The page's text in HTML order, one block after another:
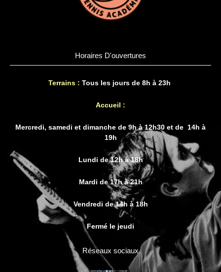
Horaires D'ouvertures
Terrains : Tous les jours de 8h à 23h
Accueil :
Mercredi, samedi et dimanche de 9h à 12h30 et de 14h à
19h
Lundi de 12h à 18h
Mardi de 17h à 21h
Vendredi de 14h à 18h
Fermé le jeudi
Réseaux sociaux